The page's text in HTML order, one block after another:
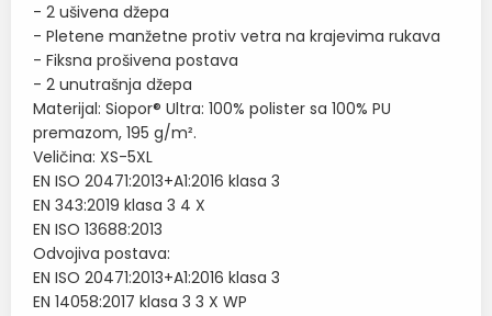
- 2 ušivena džepa
- Pletene manžetne protiv vetra na krajevima rukava
- Fiksna prošivena postava
- 2 unutrašnja džepa
Materijal: Siopor® Ultra: 100% polister sa 100% PU
premazom, 195 g/m².
Veličina: XS-5XL
EN ISO 20471:2013+A1:2016 klasa 3
EN 343:2019 klasa 3 4 X
EN ISO 13688:2013
Odvojiva postava:
EN ISO 20471:2013+A1:2016 klasa 3
EN 14058:2017 klasa 3 3 X WP